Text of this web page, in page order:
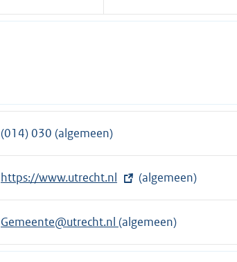
(014) 030 (algemeen)
E
x
t
r
https://www.utrecht.nl (algemeen)
Gemeente@utrecht.nl (algemeen)